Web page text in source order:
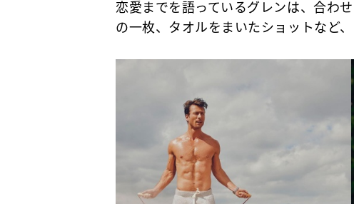
恋愛までを語っているグレンは、合わ
の一枚、タオルをまいたショットなど